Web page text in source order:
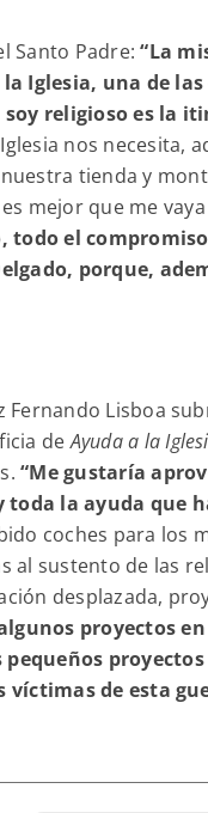
Santo Padre:“La
Iglesia, una de
religioso es la
nos necesita,
tienda y
mejor que me
todo el
porque,
Lisboa
deAyuda a la
“Me gustaría
la ayuda que
coches para los
al sustento de las
desplazada,
proyectos
de esta